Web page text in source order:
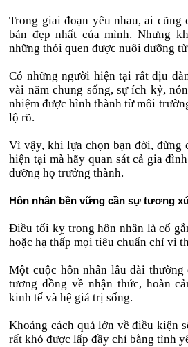
Trong giai đoạn yêu nhau, ai cũng
bản đẹp nhất của mình. Nhưng
những thói quen được nuôi dưỡng
Có những người hiện tại rất dịu
vài năm chung sống, sự ích kỷ,
nhiệm được hình thành từ môi
lộ rõ.
Vì vậy, khi lựa chọn bạn đời, đừng
hiện tại mà hãy quan sát cả gia
dưỡng họ trưởng thành.
Hôn nhân bền vững cần sự tương
Điều tối kỵ trong hôn nhân là cố
hoặc hạ thấp mọi tiêu chuẩn chỉ vì
Một cuộc hôn nhân lâu dài
tương đồng về nhận thức, hoàn
kinh tế và hệ giá trị sống.
Khoảng cách quá lớn về điều kiện
rất khó được lấp đầy chỉ bằng tình